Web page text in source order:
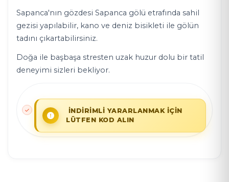
Sapanca'nın gözdesi Sapanca gölü etrafında sahil
gezisi yapılabilir, kano ve deniz bisikleti ile gölün
tadını çıkartabilirsiniz.
Doğa ile başbaşa stresten uzak huzur dolu bir tatil
deneyimi sizleri bekliyor.
İNDİRİMLİ YARARLANMAK İÇİN
LÜTFEN KOD ALIN